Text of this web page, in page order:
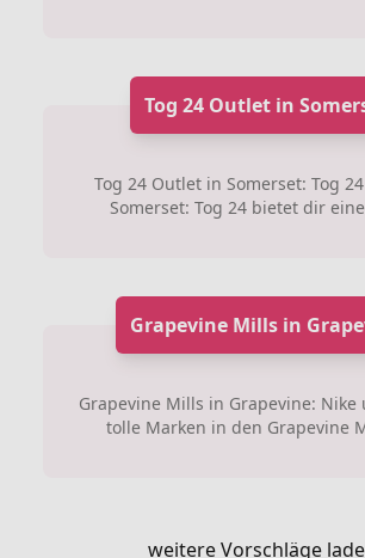
Tog 24 Outlet in
Tog 24 Outlet in Somerset: Tog
Somerset: Tog 24 bietet dir
Grapevine Mills in
Grapevine Mills in Grapevine: Nike
tolle Marken in den Grapevine
weitere Vorschläge